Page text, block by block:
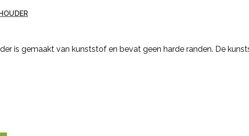
is gemaakt van kunststof en bevat geen harde randen. De